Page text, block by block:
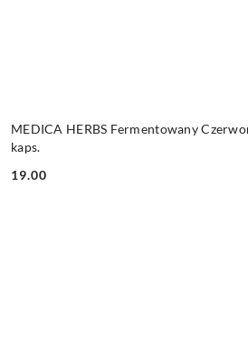
MEDICA HERBS Fermentowany
kaps.
Cena:
19.00